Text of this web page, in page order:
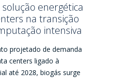
solução energética
na transição
intensiva
projetado de demanda
centers ligado à
até 2028, biogás surge